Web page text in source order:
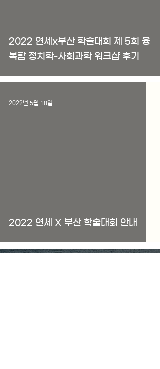
2022 연세x부산 학술대회 제 5회 융
복합 정치학-사회과학 워크샵 후기
2022 연세 X 부산 학술대회 안내
2022년 5월 18일